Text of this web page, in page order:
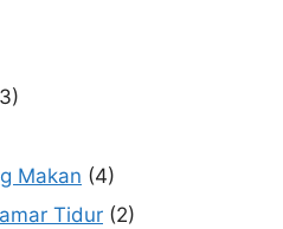
Makan (4)
Tidur (2)